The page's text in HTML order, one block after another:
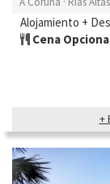
Alojamiento +
Cena
+